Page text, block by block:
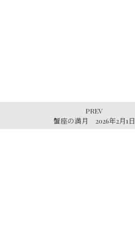
PREV
蟹座の満月 2026年2月1日